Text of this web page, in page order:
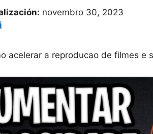
novembro 30, 2023
acelerar a reproducao de filmes e